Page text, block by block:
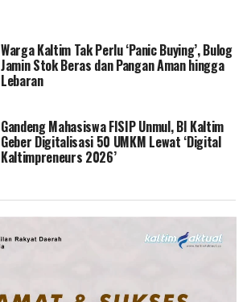
Warga Kaltim Tak Perlu ‘Panic Buying’, Bulog
Jamin Stok Beras dan Pangan Aman hingga
Lebaran
Gandeng Mahasiswa FISIP Unmul, BI Kaltim
Geber Digitalisasi 50 UMKM Lewat ‘Digital
Kaltimpreneurs 2026’